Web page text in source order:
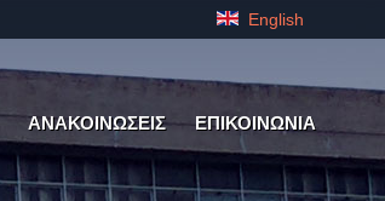
English
ΑΝΑΚΟΙΝΩΣΕΙΣ ΕΠΙΚΟΙΝΩΝΙΑ